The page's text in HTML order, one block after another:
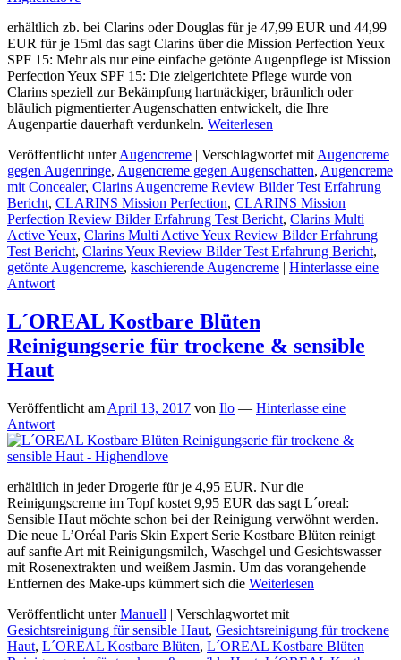
erhältlich zb. bei Clarins oder Douglas für je 47,99 EUR und 44,99
EUR für je 15ml das sagt Clarins über die Mission Perfection Yeux
SPF 15: Mehr als nur eine einfache getönte Augenpflege ist Mission
Perfection Yeux SPF 15: Die zielgerichtete Pflege wurde von
Clarins speziell zur Bekämpfung hartnäckiger, bräunlich oder
bläulich pigmentierter Augenschatten entwickelt, die Ihre
Augenpartie dauerhaft verdunkeln. Weiterlesen
Veröffentlicht unter Augencreme | Verschlagwortet mit Augencreme
gegen Augenringe, Augencreme gegen Augenschatten, Augencreme
mit Concealer, Clarins Augencreme Review Bilder Test Erfahrung
Bericht, CLARINS Mission Perfection, CLARINS Mission
Perfection Review Bilder Erfahrung Test Bericht, Clarins Multi
Active Yeux, Clarins Multi Active Yeux Review Bilder Erfahrung
Test Bericht, Clarins Yeux Review Bilder Test Erfahrung Bericht,
getönte Augencreme, kaschierende Augencreme | Hinterlasse eine
Antwort
L´OREAL Kostbare Blüten
Reinigungserie für trockene & sensible
Haut
Veröffentlicht am April 13, 2017 von Ilo — Hinterlasse eine
Antwort
erhältlich in jeder Drogerie für je 4,95 EUR. Nur die
Reinigungscreme im Topf kostet 9,95 EUR das sagt L´oreal:
Sensible Haut möchte schon bei der Reinigung verwöhnt werden.
Die neue L’Oréal Paris Skin Expert Serie Kostbare Blüten reinigt
auf sanfte Art mit Reinigungsmilch, Waschgel und Gesichtswasser
mit Rosenextrakten und weißem Jasmin. Um das vorangehende
Entfernen des Make-ups kümmert sich die Weiterlesen
Veröffentlicht unter Manuell | Verschlagwortet mit
Gesichtsreinigung für sensible Haut, Gesichtsreinigung für trockene
Haut, L´OREAL Kostbare Blüten, L´OREAL Kostbare Blüten